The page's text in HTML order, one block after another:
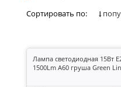
Сортировать по:
Лампа светодиодная 15Вт
1500Lm A60 груша Green